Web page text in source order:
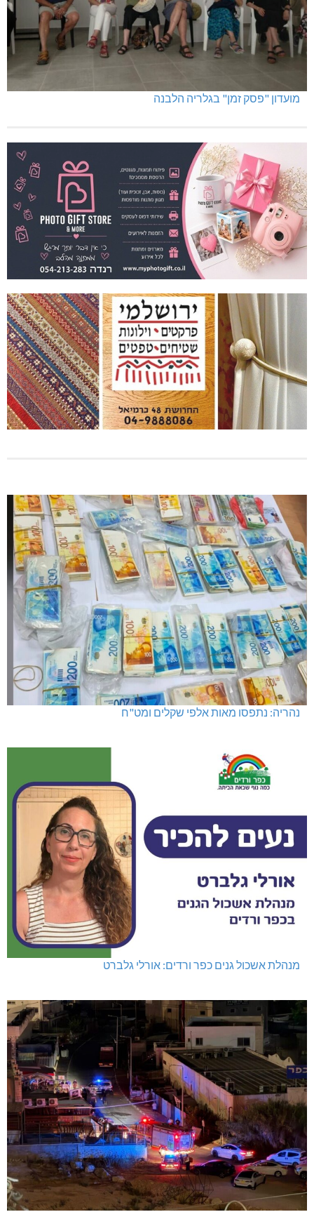
מועדון "פסק זמן" בגלריה הלבנה
נהריה: נתפסו מאות אלפי שקלים ומט"ח
מנהלת אשכול גנים כפר ורדים: אורלי גלברט